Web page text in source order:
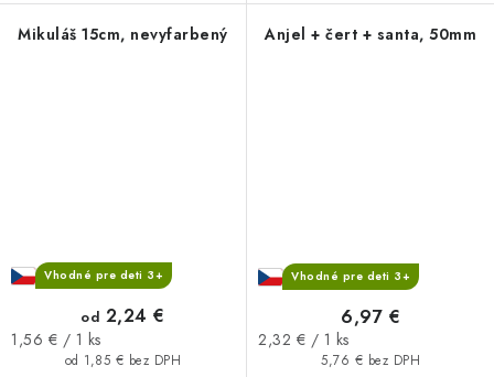
Mikuláš 15cm, nevyfarbený
Vhodné pre deti 3+
od 1,85 € bez DPH
od 2,24 €
Jednotková
1,56 € / 1 ks
Anjel + čert + santa, 50mm
Vhodné pre deti 3+
5,76 € bez DPH
6,97 €
Jednotková
2,32 € / 1 ks